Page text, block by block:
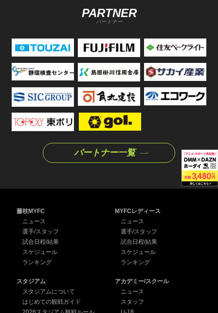
PARTNER
パートナー
パートナー一覧
藤枝MYFC
ニュース
選手/スタッフ
試合日程/結果
スケジュール
ランキング
MYFCレディース
ニュース
選手/スタッフ
試合日程/結果
スケジュール
ランキング
スタジアム
スタジアムについて
はじめての観戦ガイド
アカデミー/スクール
ニュース
スタッフ